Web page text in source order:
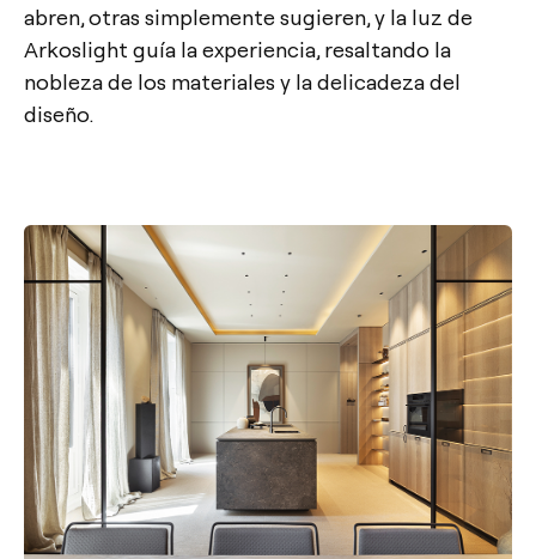
abren, otras simplemente sugieren, y la luz de
Arkoslight guía la experiencia, resaltando la
nobleza de los materiales y la delicadeza del
diseño.